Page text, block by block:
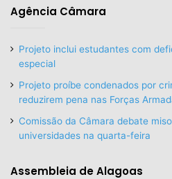
Agência Câmara
Projeto inclui estudantes com
especial
Projeto proíbe condenados por
reduzirem pena nas Forças
Comissão da Câmara debate
universidades na quarta-feira
Assembleia de Alagoas